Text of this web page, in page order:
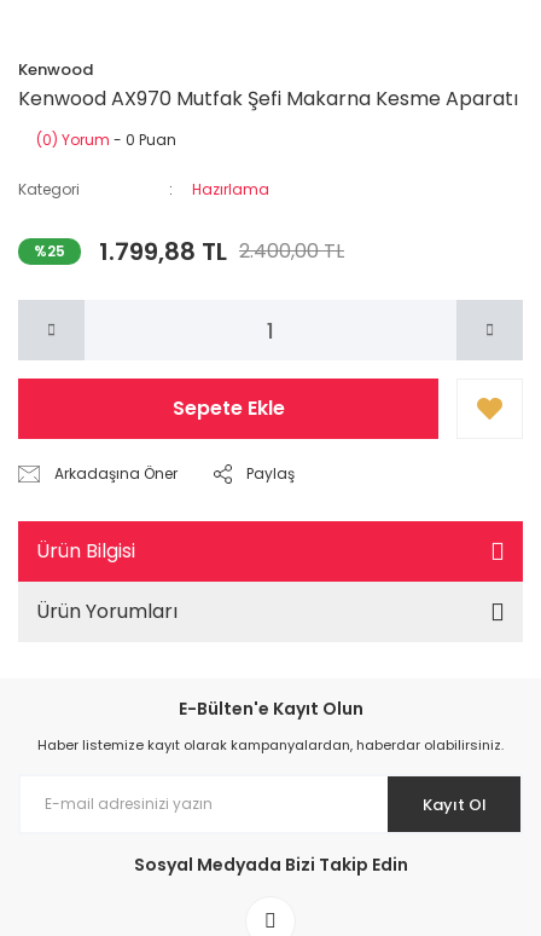
Kenwood
Kenwood AX970 Mutfak Şefi Makarna Kesme Aparatı
(0) Yorum - 0 Puan
Kategori Hazırlama
%25 1.799,88 TL 2.400,00 TL
Sepete Ekle
Arkadaşına Öner Paylaş
Ürün Bilgisi
Ürün Yorumları
E-Bülten'e Kayıt Olun
Haber listemize kayıt olarak kampanyalardan, haberdar olabilirsiniz.
Kayıt Ol
Sosyal Medyada Bizi Takip Edin